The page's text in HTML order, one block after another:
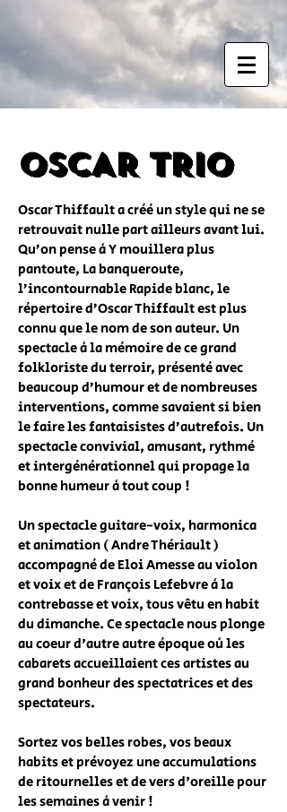
OSCAR TRIO
Oscar Thiffault a créé un style qui ne se
retrouvait nulle part ailleurs avant lui.
Qu’on pense à Y mouillera plus
pantoute, La banqueroute,
l’incontournable Rapide blanc, le
répertoire d’Oscar Thiffault est plus
connu que le nom de son auteur. Un
spectacle à la mémoire de ce grand
folkloriste du terroir, présenté avec
beaucoup d’humour et de nombreuses
interventions, comme savaient si bien
le faire les fantaisistes d’autrefois. Un
spectacle convivial, amusant, rythmé
et intergénérationnel qui propage la
bonne humeur à tout coup !
Un spectacle guitare-voix, harmonica
et animation ( Andre Thériault )
accompagné de Eloi Amesse au violon
et voix et de François Lefebvre à la
contrebasse et voix, tous vêtu en habit
du dimanche. Ce spectacle nous plonge
au coeur d'autre autre époque où les
cabarets accueillaient ces artistes au
grand bonheur des spectatrices et des
spectateurs.
Sortez vos belles robes, vos beaux
habits et prévoyez une accumulations
de ritournelles et de vers d'oreille pour
les semaines à venir !